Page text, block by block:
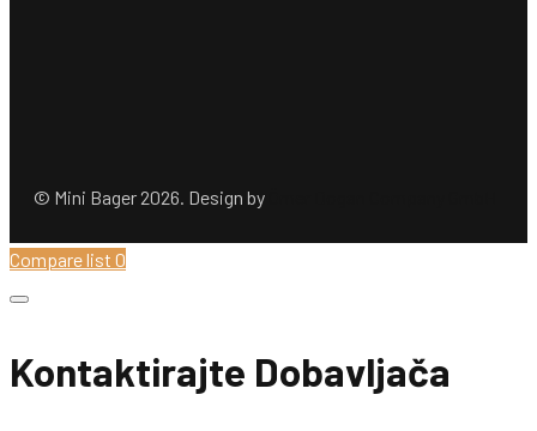
© Mini Bager 2026. Design by
Compare list 0
Kontaktirajte Dobavljača